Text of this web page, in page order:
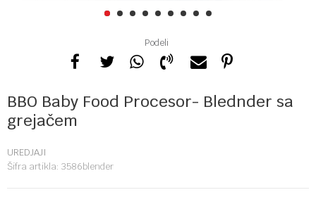
1 2 3 4 5 6 7 8 9
Podeli
BBO Baby Food Procesor- Blednder sa
grejačem
UREDJAJI
Šifra artikla: 3586blender